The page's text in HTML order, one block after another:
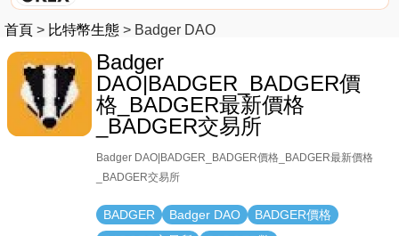
首頁 > 比特幣生態 > Badger DAO
Badger
DAO|BADGER_BADGER價
格_BADGER最新價格
_BADGER交易所
Badger DAO|BADGER_BADGER價格_BADGER最新價格
_BADGER交易所
BADGER Badger DAO
BADGER價格